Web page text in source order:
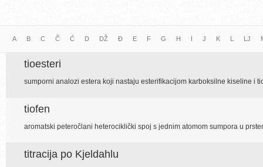
A B C Č Ć D DŽ Đ E F G H I J K L LJ
tioesteri
sumporni analozi estera koji nastaju esterifikacijom karboksilne kiseline i
tiofen
aromatski peteročlani heterociklički spoj s jednim atomom sumpora u
titracija po Kjeldahlu